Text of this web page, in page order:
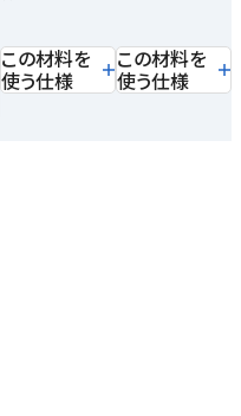
この材料を
使う仕様
この材料を
使う仕様